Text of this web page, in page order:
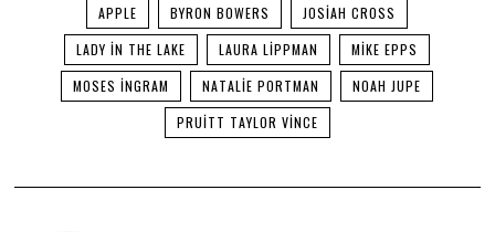
APPLE BYRON BOWERS
JOSIAH CROSS
LADY IN THE LAKE
LAURA LIPPMAN
MIKE EPPS
MOSES INGRAM
NATALIE PORTMAN
NOAH JUPE
PRUITT TAYLOR VINCE